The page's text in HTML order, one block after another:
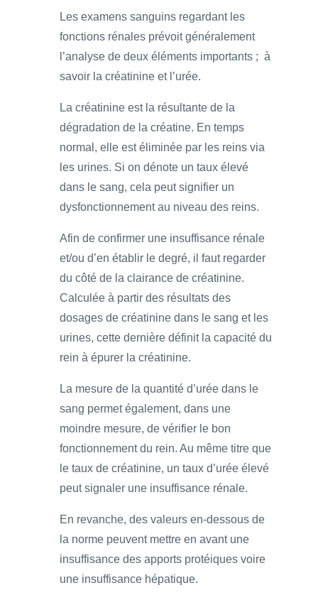
Les examens sanguins regardant les
fonctions rénales prévoit généralement
l’analyse de deux éléments importants ; à
savoir la créatinine et l’urée.
La créatinine est la résultante de la
dégradation de la créatine. En temps
normal, elle est éliminée par les reins via
les urines. Si on dénote un taux élevé
dans le sang, cela peut signifier un
dysfonctionnement au niveau des reins.
Afin de confirmer une insuffisance rénale
et/ou d’en établir le degré, il faut regarder
du côté de la clairance de créatinine.
Calculée à partir des résultats des
dosages de créatinine dans le sang et les
urines, cette dernière définit la capacité du
rein à épurer la créatinine.
La mesure de la quantité d’urée dans le
sang permet également, dans une
moindre mesure, de vérifier le bon
fonctionnement du rein. Au même titre que
le taux de créatinine, un taux d’urée élevé
peut signaler une insuffisance rénale.
En revanche, des valeurs en-dessous de
la norme peuvent mettre en avant une
insuffisance des apports protéiques voire
une insuffisance hépatique.